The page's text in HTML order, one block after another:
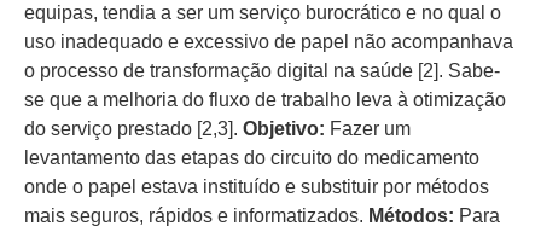
equipas, tendia a ser um serviço burocrático e no qual o
uso inadequado e excessivo de papel não acompanhava
o processo de transformação digital na saúde [2]. Sabe-
se que a melhoria do fluxo de trabalho leva à otimização
do serviço prestado [2,3]. Objetivo: Fazer um
levantamento das etapas do circuito do medicamento
onde o papel estava instituído e substituir por métodos
mais seguros, rápidos e informatizados. Métodos: Para